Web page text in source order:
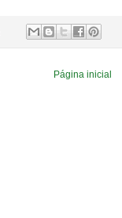
Página inicial